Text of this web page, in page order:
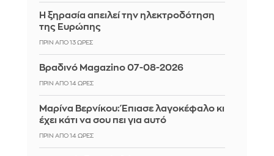
Η ξηρασία απειλεί την ηλεκτροδότηση
της Ευρώπης
ΠΡΙΝ ΑΠΌ 13 ΏΡΕΣ
Βραδινό Magazino 07-08-2026
ΠΡΙΝ ΑΠΌ 14 ΏΡΕΣ
Μαρίνα Βερνίκου: Έπιασε λαγοκέφαλο κι
έχει κάτι να σου πει για αυτό
ΠΡΙΝ ΑΠΌ 14 ΏΡΕΣ